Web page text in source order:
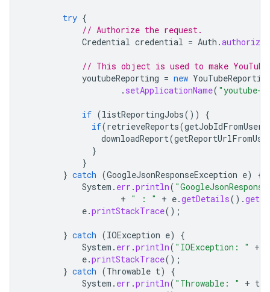
try {
// Authorize the request.
Credential credential = Auth .authorize
// This object is used to make
youtubeReporting = new
. setApplicationName( "youtube-
if (listReportingJobs())
{
if(retrieveReports(getJobIdFromUser
downloadReport(
}
}
} catch (GoogleJsonResponseException e)
{
System . err .println(
+ " : " + e.getDetails().
e.printStackTrace();
} catch (IOException e)
{
System . err .println( "IOException: " +
e.printStackTrace();
} catch (Throwable t)
{
System . err .println( "Throwable: " + t